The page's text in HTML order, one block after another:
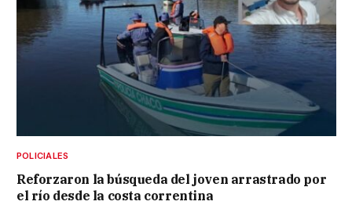
POLICIALES
Reforzaron la búsqueda del joven arrastrado por
el río desde la costa correntina